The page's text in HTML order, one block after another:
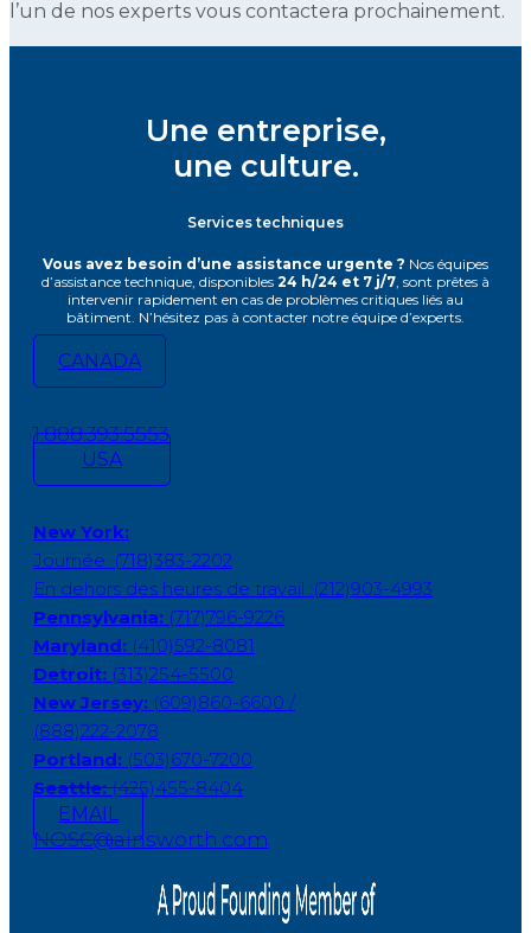
l’un de nos experts vous contactera prochainement.
Une entreprise,
une culture.
Services techniques
Vous avez besoin d’une assistance urgente ? Nos équipes
d’assistance technique, disponibles 24 h/24 et 7 j/7, sont prêtes à
intervenir rapidement en cas de problèmes critiques liés au
bâtiment. N’hésitez pas à contacter notre équipe d’experts.
CANADA
1.888.393.5553
USA
New York:
Journée: (718)383-2202
En dehors des heures de travail :(212)903-4993
Pennsylvania: (717)796-9226
Maryland: (410)592-8081
Detroit: (313)254-5500
New Jersey: (609)860-6600 /
(888)222-2078
Portland: (503)670-7200
Seattle:(425)455-8404
EMAIL
NOSC@ainsworth.com